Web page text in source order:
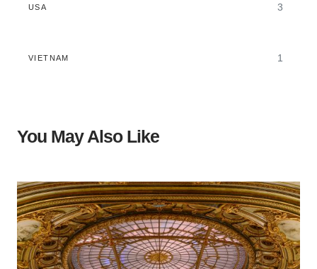
USA 3
VIETNAM 1
You May Also Like